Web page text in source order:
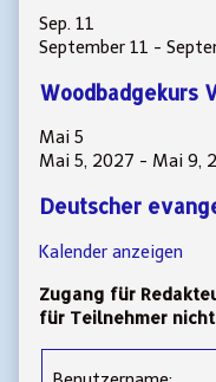
Sep. 11
September 11 -
Woodbadgekurs
Mai 5
Mai 5, 2027 - Mai 9,
Deutscher
Kalender anzeigen
Zugang für
für Teilnehmer